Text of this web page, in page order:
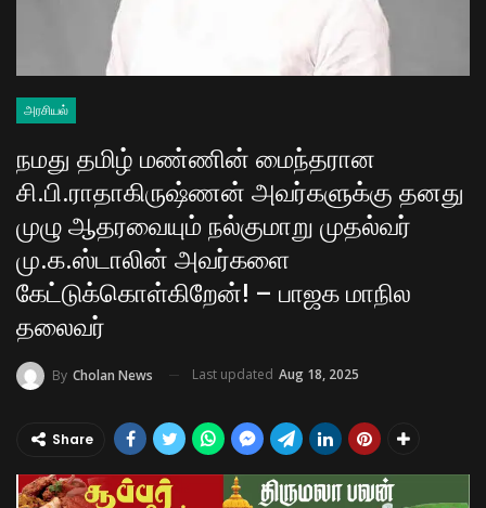
அரசியல்
நமது தமிழ் மண்ணின் மைந்தரான
சி.பி.ராதாகிருஷ்ணன் அவர்களுக்கு தனது
முழு ஆதரவையும் நல்குமாறு முதல்வர்
மு.க.ஸ்டாலின் அவர்களை
கேட்டுக்கொள்கிறேன்! – பாஜக மாநில
தலைவர்
By Cholan News Last updated Aug 18, 2025
Share